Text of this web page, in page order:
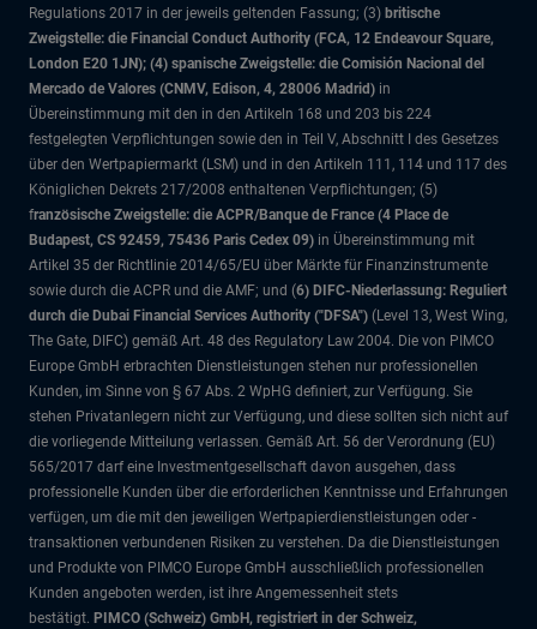
Regulations 2017 in der jeweils geltenden Fassung; (3) britische
Zweigstelle: die Financial Conduct Authority (FCA, 12 Endeavour Square,
London E20 1JN); (4) spanische Zweigstelle: die Comisión Nacional del
Mercado de Valores (CNMV, Edison, 4, 28006 Madrid) in
Übereinstimmung mit den in den Artikeln 168 und 203 bis 224
festgelegten Verpflichtungen sowie den in Teil V, Abschnitt I des Gesetzes
über den Wertpapiermarkt (LSM) und in den Artikeln 111, 114 und 117 des
Königlichen Dekrets 217/2008 enthaltenen Verpflichtungen; (5)
französische Zweigstelle: die ACPR/Banque de France (4 Place de
Budapest, CS 92459, 75436 Paris Cedex 09) in Übereinstimmung mit
Artikel 35 der Richtlinie 2014/65/EU über Märkte für Finanzinstrumente
sowie durch die ACPR und die AMF; und (6) DIFC-Niederlassung: Reguliert
durch die Dubai Financial Services Authority ("DFSA") (Level 13, West Wing,
The Gate, DIFC) gemäß Art. 48 des Regulatory Law 2004. Die von PIMCO
Europe GmbH erbrachten Dienstleistungen stehen nur professionellen
Kunden, im Sinne von § 67 Abs. 2 WpHG definiert, zur Verfügung. Sie
stehen Privatanlegern nicht zur Verfügung, und diese sollten sich nicht auf
die vorliegende Mitteilung verlassen. Gemäß Art. 56 der Verordnung (EU)
565/2017 darf eine Investmentgesellschaft davon ausgehen, dass
professionelle Kunden über die erforderlichen Kenntnisse und Erfahrungen
verfügen, um die mit den jeweiligen Wertpapierdienstleistungen oder -
transaktionen verbundenen Risiken zu verstehen. Da die Dienstleistungen
und Produkte von PIMCO Europe GmbH ausschließlich professionellen
Kunden angeboten werden, ist ihre Angemessenheit stets
bestätigt. PIMCO (Schweiz) GmbH, registriert in der Schweiz,